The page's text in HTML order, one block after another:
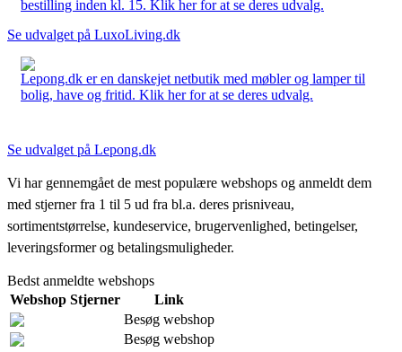
bestilling inden kl. 15. Klik her for at se deres udvalg.
Se udvalget på LuxoLiving.dk
Lepong.dk er en danskejet netbutik med møbler og lamper til
bolig, have og fritid. Klik her for at se deres udvalg.
Se udvalget på Lepong.dk
Vi har gennemgået de mest populære webshops og anmeldt dem
med stjerner fra 1 til 5 ud fra bl.a. deres prisniveau,
sortimentstørrelse, kundeservice, brugervenlighed, betingelser,
leveringsformer og betalingsmuligheder.
Bedst anmeldte webshops
Webshop Stjerner
Link
Besøg webshop
Besøg webshop